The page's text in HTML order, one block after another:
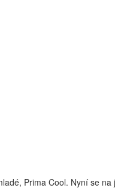
Prima Cool. Nyní se